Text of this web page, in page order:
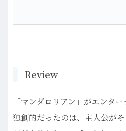
Review
「マンダロリアン」がエンタ
独創的だったのは、主人公が